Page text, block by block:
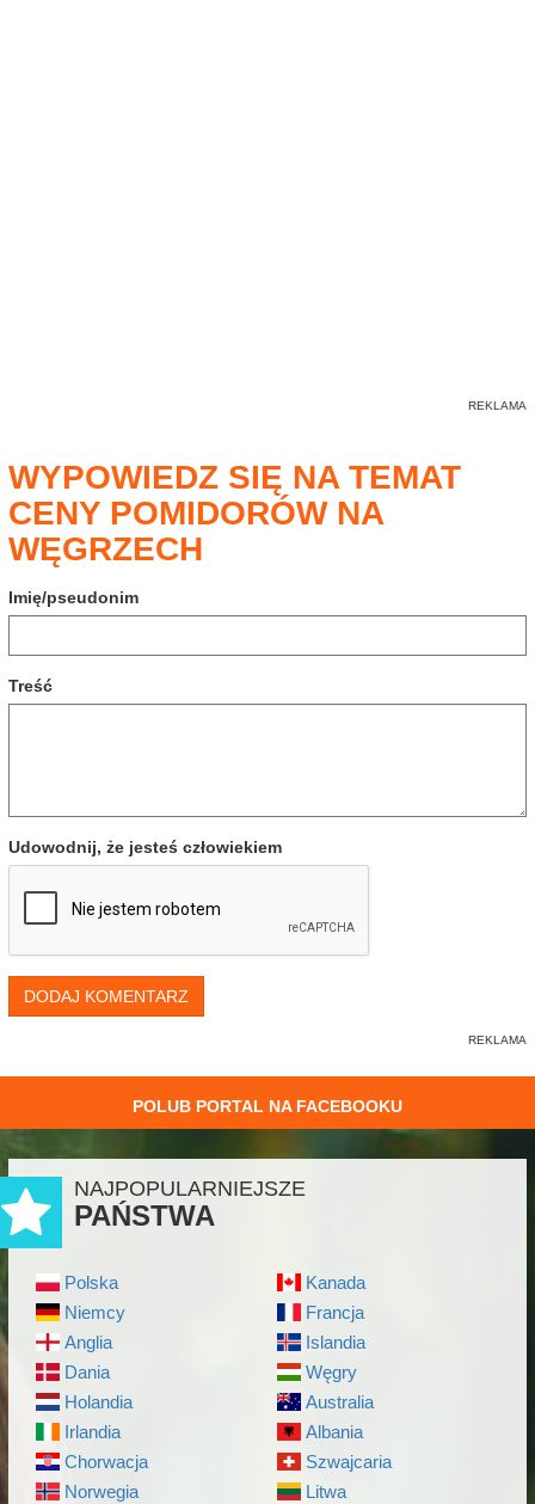
WYPOWIEDZ SIĘ NA TEMAT
CENY POMIDORÓW NA
WĘGRZECH
Imię/pseudonim
Treść
Udowodnij, że jesteś człowiekiem
DODAJ KOMENTARZ
POLUB PORTAL NA FACEBOOKU
NAJPOPULARNIEJSZE
PAŃSTWA
Polska
Niemcy
Anglia
Dania
Holandia
Irlandia
Chorwacja
Norwegia
Kanada
Francja
Islandia
Węgry
Australia
Albania
Szwajcaria
Litwa